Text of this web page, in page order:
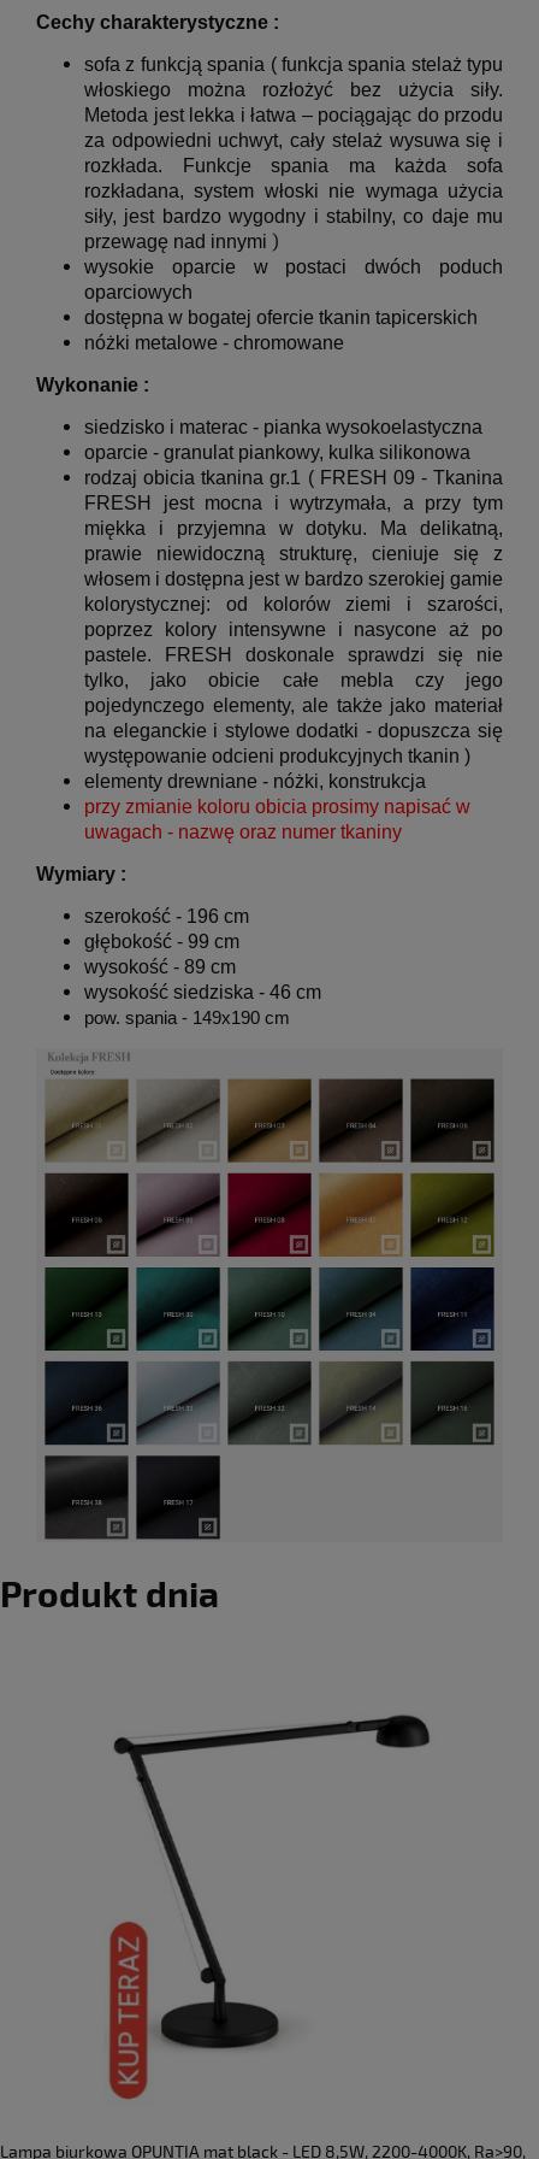
Cechy charakterystyczne :
sofa z funkcją spania ( funkcjaspania stelaż typu
włoskiego można rozłożyć bez użycia siły.
Metoda jest lekka i łatwa – pociągając do przodu
za odpowiedni uchwyt, cały stelaż wysuwa się i
rozkłada. Funkcje spania ma każda sofa
rozkładana, system włoski nie wymaga użycia
siły, jest bardzo wygodny i stabilny, co daje mu
przewagę nad innymi )
wysokie oparcie w postaci dwóch poduch
oparciowych
dostępna w bogatej ofercie tkanin tapicerskich
nóżki metalowe - chromowane
Wykonanie :
siedzisko i materac - pianka wysokoelastyczna
oparcie - granulat piankowy, kulka silikonowa
rodzaj obicia tkanina gr.1 ( FRESH 09 - Tkanina
FRESH jest mocna i wytrzymała, a przy tym
miękka i przyjemna w dotyku. Ma delikatną,
prawie niewidoczną strukturę, cieniuje się z
włosem i dostępna jest w bardzo szerokiej gamie
kolorystycznej: od kolorów ziemi i szarości,
poprzez kolory intensywne i nasycone aż po
pastele. FRESH doskonale sprawdzi się nie
tylko, jako obicie całe mebla czy jego
pojedynczego elementy, ale także jako materiał
na eleganckie i stylowe dodatki - dopuszcza się
występowanie odcieni produkcyjnych tkanin )
elementy drewniane - nóżki, konstrukcja
przy zmianie koloru obicia prosimy napisać w
uwagach - nazwę oraz numer tkaniny
Wymiary :
szerokość - 196 cm
głębokość - 99 cm
wysokość - 89 cm
wysokość siedziska - 46 cm
pow. spania - 149x190 cm
Produkt dnia
Lampa biurkowa OPUNTIA mat black - LED 8,5W, 2200-4000K, Ra>90,